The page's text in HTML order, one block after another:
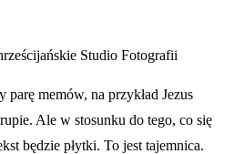
Studio Fotografii
memów, na przykład Jezus
Ale w stosunku do tego, co się
będzie płytki. To jest tajemnica.